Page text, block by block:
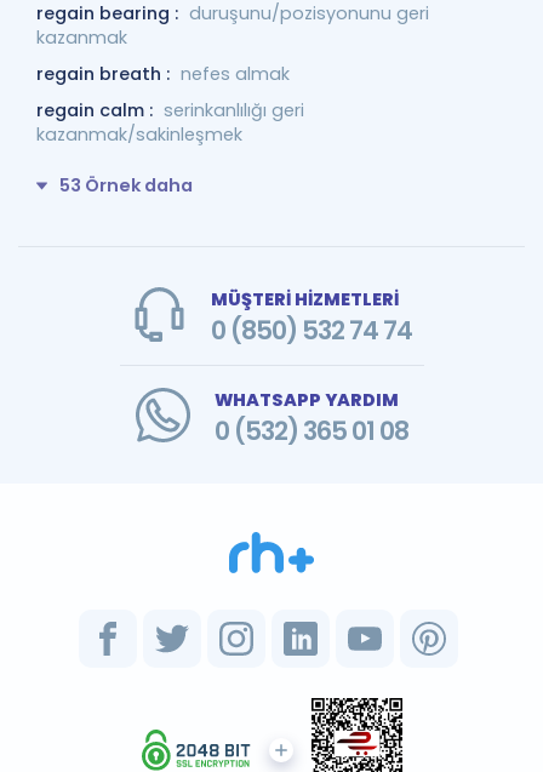
regain bearing : duruşunu/pozisyonunu geri
kazanmak
regain breath : nefes almak
regain calm : serinkanlılığı geri
kazanmak/sakinleşmek
53 Örnek daha
MÜŞTERİ HİZMETLERİ
0 (850) 532 74 74
WHATSAPP YARDIM
0 (532) 365 01 08